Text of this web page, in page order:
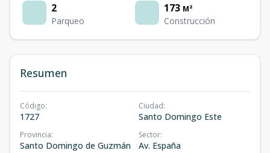
2
Parqueo
173 M²
Construcción
Resumen
Código:
1727
Ciudad:
Santo Domingo Este
Provincia:
Santo Domingo de Guzmán
Sector:
Av. España